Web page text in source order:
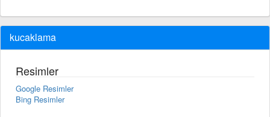
kucaklama
Resimler
Google Resimler
Bing Resimler